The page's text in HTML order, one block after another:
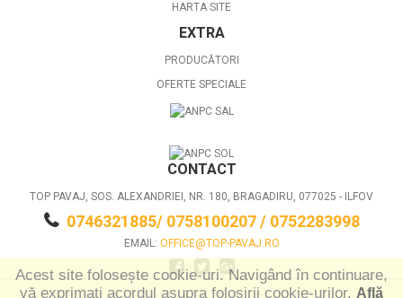
HARTA SITE
EXTRA
PRODUCĂTORI
OFERTE SPECIALE
CONTACT
TOP PAVAJ, SOS. ALEXANDRIEI, NR. 180, BRAGADIRU, 077025 - ILFOV
0746321885/ 0758100207 / 0752283998
EMAIL: OFFICE@TOP-PAVAJ.RO
Acest site folosește cookie-uri. Navigând în continuare,
vă exprimați acordul asupra folosirii cookie-urilor. Află